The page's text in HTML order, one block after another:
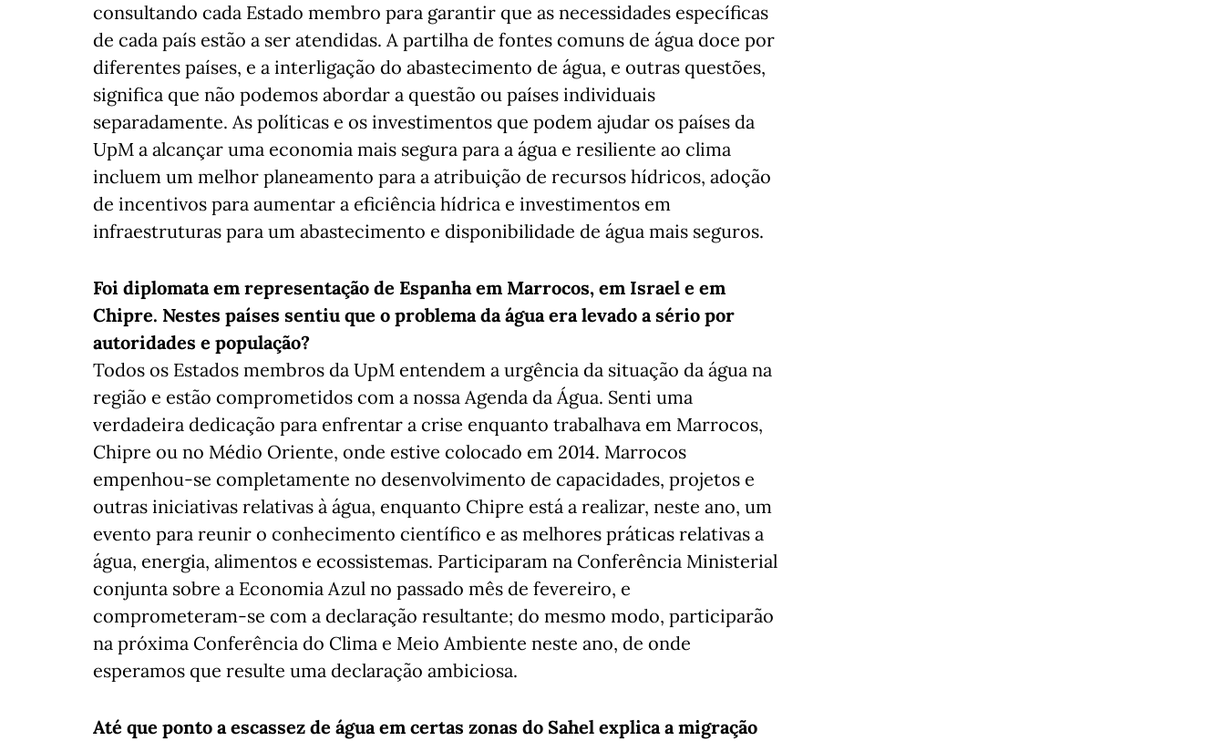
consultando cada Estado membro para garantir que as necessidades específicas
de cada país estão a ser atendidas. A partilha de fontes comuns de água doce por
diferentes países, e a interligação do abastecimento de água, e outras questões,
significa que não podemos abordar a questão ou países individuais
separadamente. As políticas e os investimentos que podem ajudar os países da
UpM a alcançar uma economia mais segura para a água e resiliente ao clima
incluem um melhor planeamento para a atribuição de recursos hídricos, adoção
de incentivos para aumentar a eficiência hídrica e investimentos em
infraestruturas para um abastecimento e disponibilidade de água mais seguros.
Foi diplomata em representação de Espanha em Marrocos, em Israel e em
Chipre. Nestes países sentiu que o problema da água era levado a sério por
autoridades e população?
Todos os Estados membros da UpM entendem a urgência da situação da água na
região e estão comprometidos com a nossa Agenda da Água. Senti uma
verdadeira dedicação para enfrentar a crise enquanto trabalhava em Marrocos,
Chipre ou no Médio Oriente, onde estive colocado em 2014. Marrocos
empenhou-se completamente no desenvolvimento de capacidades, projetos e
outras iniciativas relativas à água, enquanto Chipre está a realizar, neste ano, um
evento para reunir o conhecimento científico e as melhores práticas relativas a
água, energia, alimentos e ecossistemas. Participaram na Conferência Ministerial
conjunta sobre a Economia Azul no passado mês de fevereiro, e
comprometeram-se com a declaração resultante; do mesmo modo, participarão
na próxima Conferência do Clima e Meio Ambiente neste ano, de onde
esperamos que resulte uma declaração ambiciosa.
Até que ponto a escassez de água em certas zonas do Sahel explica a migração